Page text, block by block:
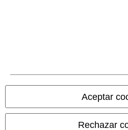
Aceptar
Rechazar
© 1986-2026 E.M.P. Merchandising